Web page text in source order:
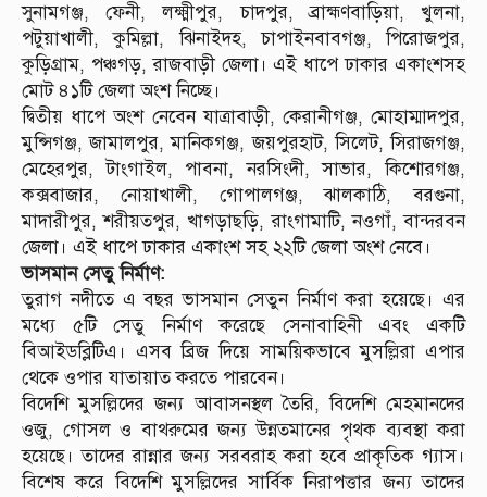
সুনামগঞ্জ, ফেনী, লক্ষ্মীপুর, চাদপুর, ব্রাহ্মণবাড়িয়া, খুলনা,
পটুয়াখালী, কুমিল্লা, ঝিনাইদহ, চাপাইনবাবগঞ্জ, পিরোজপুর,
কুড়িগ্রাম, পঞ্চগড়, রাজবাড়ী জেলা। এই ধাপে ঢাকার একাংশসহ
মোট ৪১টি জেলা অংশ নিচ্ছে।
দ্বিতীয় ধাপে অংশ নেবেন যাত্রাবাড়ী, কেরানীগঞ্জ, মোহাম্মাদপুর,
মুন্সিগঞ্জ, জামালপুর, মানিকগঞ্জ, জয়পুরহাট, সিলেট, সিরাজগঞ্জ,
মেহেরপুর, টাংগাইল, পাবনা, নরসিংদী, সাভার, কিশোরগঞ্জ,
কক্সবাজার, নোয়াখালী, গোপালগঞ্জ, ঝালকাঠি, বরগুনা,
মাদারীপুর, শরীয়তপুর, খাগড়াছড়ি, রাংগামাটি, নওগাঁ, বান্দরবন
জেলা। এই ধাপে ঢাকার একাংশ সহ ২২টি জেলা অংশ নেবে।
ভাসমান সেতু নির্মাণ:
তুরাগ নদীতে এ বছর ভাসমান সেতুন নির্মাণ করা হয়েছে। এর
মধ্যে ৫টি সেতু নির্মাণ করেছে সেনাবাহিনী এবং একটি
বিআইডব্লিটিএ। এসব ব্রিজ দিয়ে সাময়িকভাবে মুসল্লিরা এপার
থেকে ওপার যাতায়াত করতে পারবেন।
বিদেশি মুসল্লিদের জন্য আবাসনস্থল তৈরি, বিদেশি মেহমানদের
ওজু, গোসল ও বাথরুমের জন্য উন্নতমানের পৃথক ব্যবস্থা করা
হয়েছে। তাদের রান্নার জন্য সরবরাহ করা হবে প্রাকৃতিক গ্যাস।
বিশেষ করে বিদেশি মুসল্লিদের সার্বিক নিরাপত্তার জন্য তাদের